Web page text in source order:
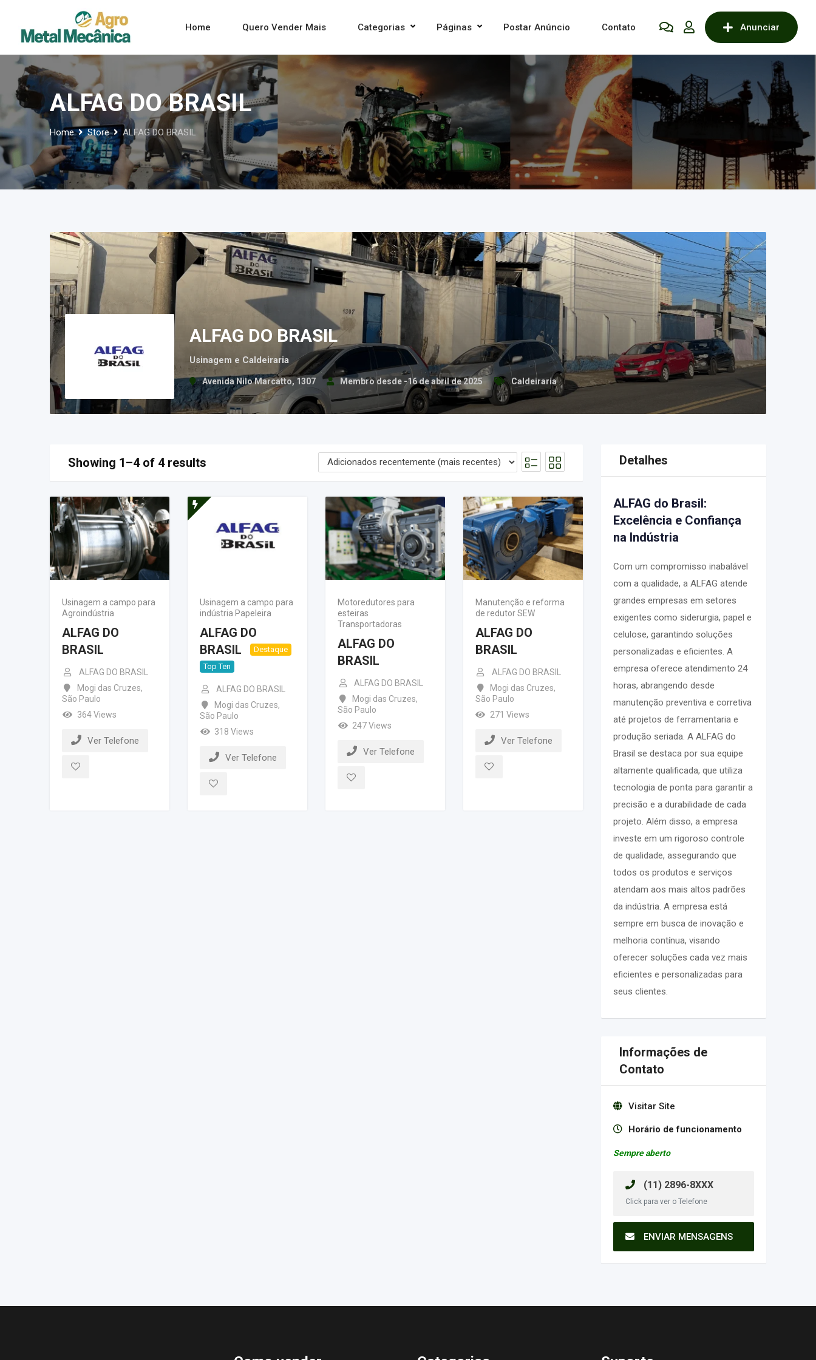
content
Anunciar
Home Quero Vender Mais Categorias Páginas Postar Anúncio Contato
ALFAG DO BRASIL
Home Store ALFAG DO BRASIL
ALFAG DO BRASIL
Usinagem e Caldeiraria
Avenida Nilo Marcatto, 1307 Membro desde -16 de abril de 2025 Caldeiraria
Showing 1–4 of 4 results
Usinagem a campo para
Agroindústria
ALFAG DO
BRASIL
ALFAG DO BRASIL
Mogi das Cruzes,
São Paulo
364 Views
Ver Telefone
Usinagem a campo para
indústria Papeleira
ALFAG DO
BRASIL
Destaque
Top Ten
ALFAG DO BRASIL
Mogi das Cruzes,
São Paulo
318 Views
Ver Telefone
Motoredutores para
esteiras
Transportadoras
ALFAG DO
BRASIL
ALFAG DO BRASIL
Mogi das Cruzes,
São Paulo
247 Views
Ver Telefone
Manutenção e reforma
de redutor SEW
ALFAG DO
BRASIL
ALFAG DO BRASIL
Mogi das Cruzes,
São Paulo
271 Views
Ver Telefone
Detalhes
ALFAG do Brasil:
Excelência e Confiança
na Indústria
Com um compromisso inabalável
com a qualidade, a ALFAG atende
grandes empresas em setores
exigentes como siderurgia, papel e
celulose, garantindo soluções
personalizadas e eficientes. A
empresa oferece atendimento 24
horas, abrangendo desde
manutenção preventiva e corretiva
até projetos de ferramentaria e
produção seriada. A ALFAG do
Brasil se destaca por sua equipe
altamente qualificada, que utiliza
tecnologia de ponta para garantir a
precisão e a durabilidade de cada
projeto. Além disso, a empresa
investe em um rigoroso controle
de qualidade, assegurando que
todos os produtos e serviços
atendam aos mais altos padrões
da indústria. A empresa está
sempre em busca de inovação e
melhoria contínua, visando
oferecer soluções cada vez mais
eficientes e personalizadas para
seus clientes.
Informações de
Contato
Visitar Site
Horário de funcionamento
Sempre aberto
(11) 2896-8XXX
Click para ver o Telefone
ENVIAR MENSAGENS